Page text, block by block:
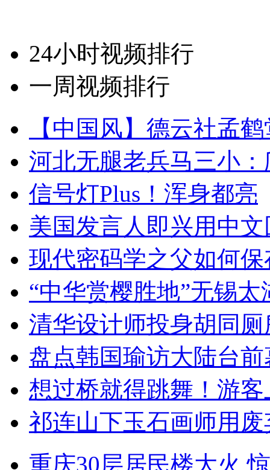
24小时视频排行
一周视频排行
【中国风】德云社孟
河北无腿老兵马三小
信号灯Plus！浑身都亮
美国发言人即兴用中
现代密码学之父如何
“中华赏樱胜地”无锡
清华设计师投身胡同
盘点韩国瑜访大陆台
想过桥就得跳舞！游客
祁连山下玉石画师用
重庆30层居民楼大火